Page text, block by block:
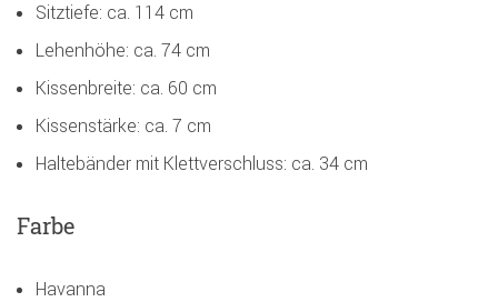
Sitztiefe: ca. 114 cm
Lehenhöhe: ca. 74 cm
Kissenbreite: ca. 60 cm
Kissenstärke: ca. 7 cm
Haltebänder mit Klettverschluss: ca. 34 cm
Farbe
Havanna